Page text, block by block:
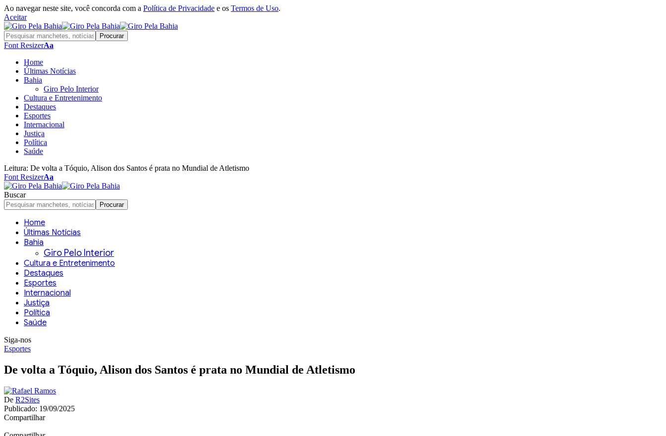
Ao navegar neste site, você concorda com a Política de Privacidade e os Termos de Uso.
Aceitar
Font ResizerAa
Home
Últimas Notícias
Bahia
Giro Pelo Interior
Cultura e Entretenimento
Destaques
Esportes
Internacional
Justiça
Política
Saúde
Leitura: De volta a Tóquio, Alison dos Santos é prata no Mundial de Atletismo
Font ResizerAa
Buscar
Home
Últimas Notícias
Bahia
Giro Pelo Interior
Cultura e Entretenimento
Destaques
Esportes
Internacional
Justiça
Política
Saúde
Siga-nos
Esportes
De volta a Tóquio, Alison dos Santos é prata no Mundial de Atletismo
De R2Sites
Publicado: 19/09/2025
Compartilhar